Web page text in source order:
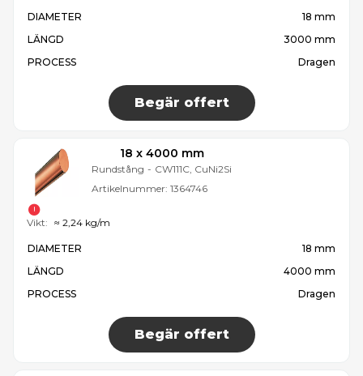
DIAMETER
18 mm
LÄNGD
3000 mm
PROCESS
Dragen
Begär offert
18 x 4000 mm
Rundstång - CW111C, CuNi2Si
Artikelnummer: 1364746
DIAMETER
18 mm
LÄNGD
4000 mm
PROCESS
Dragen
Begär offert
Vikt: ≈ 2,24 kg/m